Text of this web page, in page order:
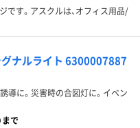
です。アスクルは、オフィス用品/
ナルライト 6300007887
導に。災害時の合図灯に。イベン
まで